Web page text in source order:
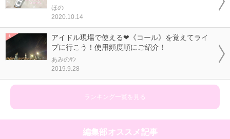
ほの
2020.10.14
アイドル現場で使える❤《コール》を覚えてライ
ブに行こう！使用頻度順にご紹介！
あみのｻﾝ
2019.9.28
ランキング一覧を見る
編集部オススメ記事